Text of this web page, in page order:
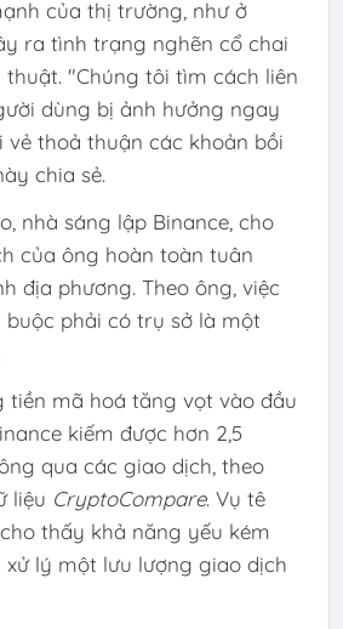
của thị trường, như ở
ra tình trạng nghẽn cổ chai
"Chúng tôi tìm cách liên
dùng bị ảnh hưởng ngay
vẻ thoả thuận các khoản bồi
chia sẻ.
nhà sáng lập Binance, cho
của ông hoàn toàn tuân
địa phương. Theo ông, việc
phải có trụ sở là một
tiền mã hoá tăng vọt vào đầu
kiếm được hơn 2,5
qua các giao dịch, theo
liệu CryptoCompare. Vụ tê
thấy khả năng yếu kém
xử lý một lưu lượng giao dịch